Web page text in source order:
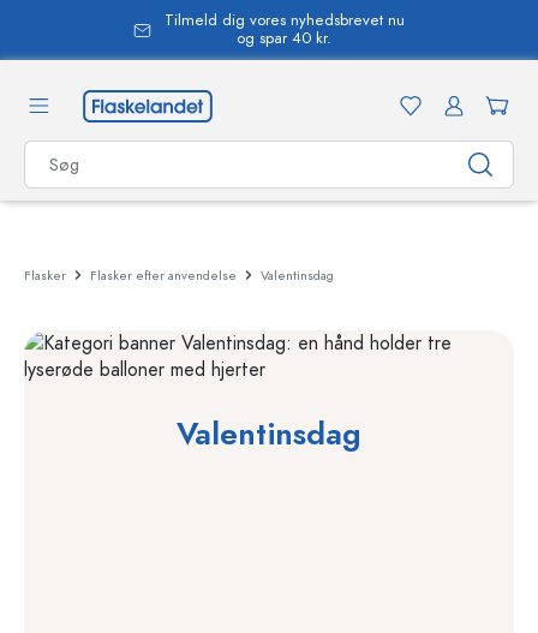
Tilmeld dig vores nyhedsbrevet nu
og spar 40 kr.
Flasker Flasker efter anvendelse Valentinsdag
Valentinsdag